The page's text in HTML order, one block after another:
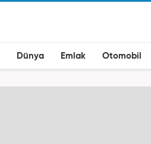
Dünya Emlak Otomobil